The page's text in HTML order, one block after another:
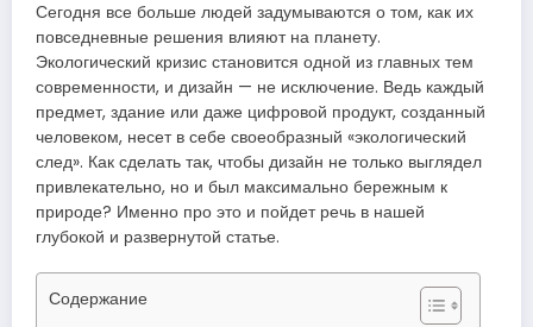
Сегодня все больше людей задумываются о том, как их
повседневные решения влияют на планету.
Экологический кризис становится одной из главных тем
современности, и дизайн — не исключение. Ведь каждый
предмет, здание или даже цифровой продукт, созданный
человеком, несет в себе своеобразный «экологический
след». Как сделать так, чтобы дизайн не только выглядел
привлекательно, но и был максимально бережным к
природе? Именно про это и пойдет речь в нашей
глубокой и развернутой статье.
Содержание